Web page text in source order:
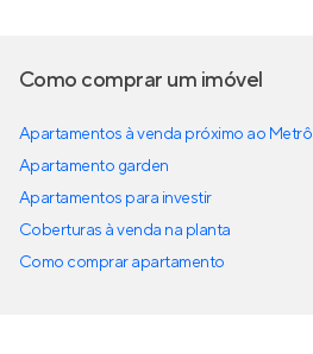
Como comprar um imóvel
Apartamentos à venda próximo ao Metrô
Apartamento garden
Apartamentos para investir
Coberturas à venda na planta
Como comprar apartamento